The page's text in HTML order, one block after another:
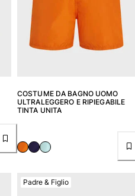
COSTUME DA BAGNO UOMO
ULTRALEGGERO E RIPIEGABILE
TINTA UNITA
Padre & Figlio